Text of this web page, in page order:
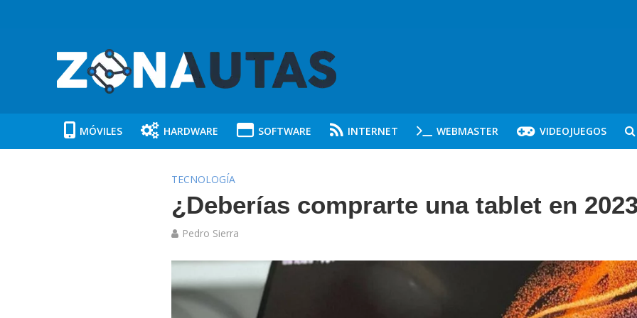
MÓVILES HARDWARE SOFTWARE INTERNET WEBMASTER VIDEOJUEGOS
TECNOLOGÍA
¿Deberías comprarte una tablet en
Pedro Sierra